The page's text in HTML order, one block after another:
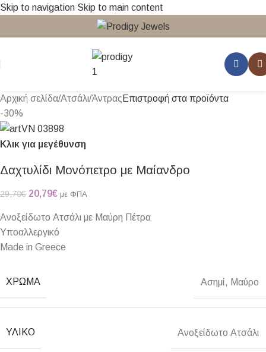
Skip to navigation Skip to main content
Αρχική σελίδα/Ατσάλι/Άντρας Επιστροφή στα προϊόντα
-30%
Κλικ για μεγέθυνση
Δαχτυλίδι Μονόπετρο με Μαίανδρο
29,70€ 20,79€ με ΦΠΑ
Ανοξείδωτο Ατσάλι με Μαύρη Πέτρα
Υποαλλεργικό
Made in Greece
ΧΡΏΜΑ Ασημί, Μαύρο
ΥΛΙΚΌ Ανοξείδωτο Ατσάλι